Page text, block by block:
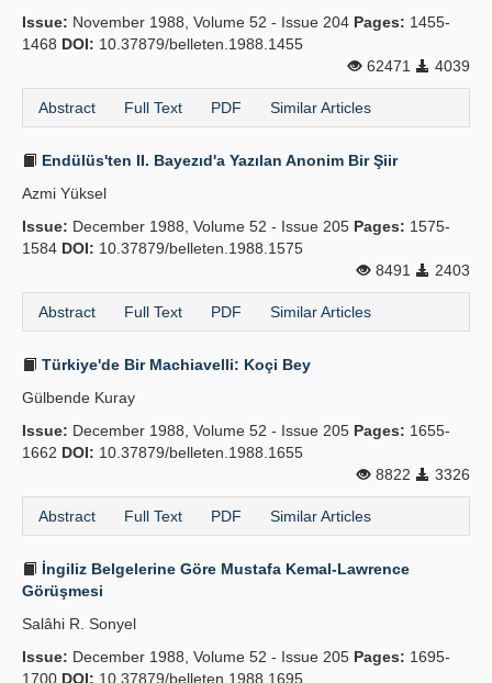
Issue: November 1988, Volume 52 - Issue 204 Pages: 1455-
1468 DOI: 10.37879/belleten.1988.1455
62471
4039
Abstract Full Text PDF Similar Articles
Endülüs'ten II. Bayezıd'a Yazılan Anonim Bir Şiir
Azmi Yüksel
Issue: December 1988, Volume 52 - Issue 205 Pages: 1575-
1584 DOI: 10.37879/belleten.1988.1575
8491
2403
Abstract Full Text PDF Similar Articles
Türkiye'de Bir Machiavelli: Koçi Bey
Gülbende Kuray
Issue: December 1988, Volume 52 - Issue 205 Pages: 1655-
1662 DOI: 10.37879/belleten.1988.1655
8822
3326
Abstract Full Text PDF Similar Articles
İngiliz Belgelerine Göre Mustafa Kemal-Lawrence
Görüşmesi
Salâhi R. Sonyel
Issue: December 1988, Volume 52 - Issue 205 Pages: 1695-
1700 DOI: 10.37879/belleten.1988.1695